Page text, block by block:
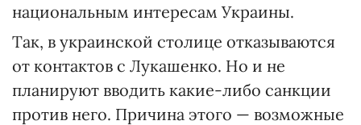
национальным интересам Украины.
Так, в украинской столице отказываются
от контактов с Лукашенко. Но и не
планируют вводить какие-либо санкции
против него. Причина этого — возможные